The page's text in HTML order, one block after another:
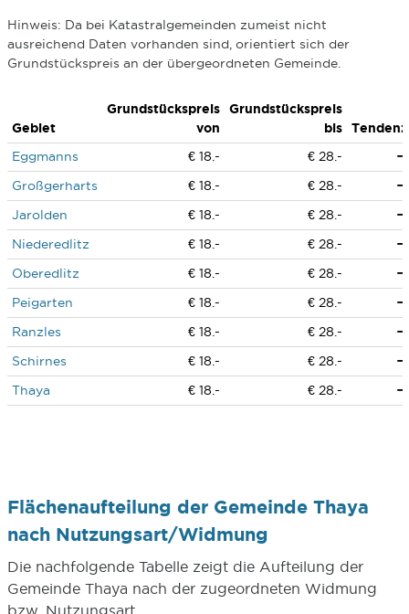
Hinweis: Da bei Katastralgemeinden zumeist nicht
ausreichend Daten vorhanden sind, orientiert sich der
Grundstückspreis an der übergeordneten Gemeinde.
Gebiet
Grundstückspreis
von
Grundstückspreis
bis
Tendenz
Eggmanns
€ 18.-
€ 28.-
Großgerharts
€ 18.-
€ 28.-
Jarolden
€ 18.-
€ 28.-
Niederedlitz
€ 18.-
€ 28.-
Oberedlitz
€ 18.-
€ 28.-
Peigarten
€ 18.-
€ 28.-
Ranzles
€ 18.-
€ 28.-
Schirnes
€ 18.-
€ 28.-
Thaya
€ 18.- € 28.-
Flächenaufteilung der Gemeinde Thaya
nach Nutzungsart/Widmung
Die nachfolgende Tabelle zeigt die Aufteilung der
Gemeinde Thaya nach der zugeordneten Widmung
bzw. Nutzungsart.